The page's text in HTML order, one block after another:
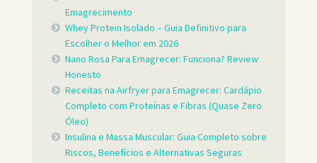
Emagrecimento
Whey Protein Isolado – Guia Definitivo para
Escolher o Melhor em 2026
Nano Rosa Para Emagrecer: Funciona? Review
Honesto
Receitas na Airfryer para Emagrecer: Cardápio
Completo com Proteínas e Fibras (Quase Zero
Óleo)
Insulina e Massa Muscular: Guia Completo sobre
Riscos, Benefícios e Alternativas Seguras